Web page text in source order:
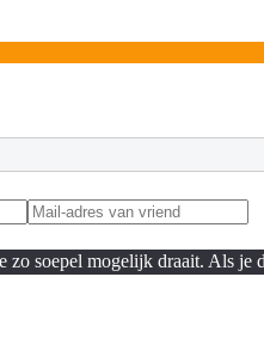
soepel mogelijk draait. Als